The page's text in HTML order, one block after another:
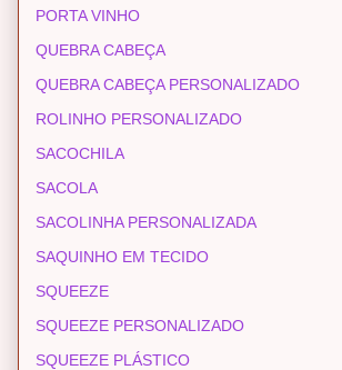
PORTA VINHO
QUEBRA CABEÇA
QUEBRA CABEÇA PERSONALIZADO
ROLINHO PERSONALIZADO
SACOCHILA
SACOLA
SACOLINHA PERSONALIZADA
SAQUINHO EM TECIDO
SQUEEZE
SQUEEZE PERSONALIZADO
SQUEEZE PLÁSTICO